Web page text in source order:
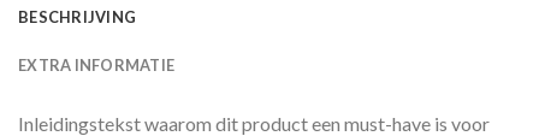
BESCHRIJVING
EXTRA INFORMATIE
Inleidingstekst waarom dit product een must-have is voor